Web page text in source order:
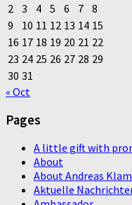
2 3 4 5 6 7 8
9
10 11 12 13 14 15
16 17 18 19 20 21 22
23 24 25 26 27 28 29
30 31
« Oct
Pages
A little gift with
About
About Andreas
Aktuelle